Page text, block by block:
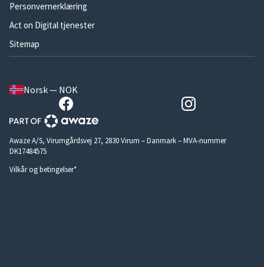
Personvernerklæring
Act on Digital tjenester
Sitemap
Norsk — NOK
Awaze A/S, Virumgårdsvej 27, 2830 Virum – Danmark – MVA-nummer
DK17484575
Vilkår og betingelser*